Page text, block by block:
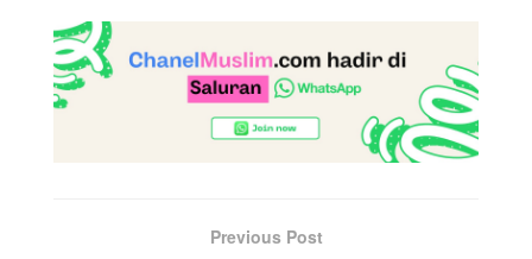
Previous Post